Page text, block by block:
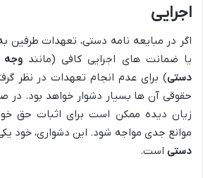
اجرایی
اگر در مبایعه نامه دستی، تعهدات طرفین
یا ضمانت های اجرایی کافی (مانندوجه
دستی) برای عدم انجام تعهدات در نظر
حقوقی آن ها بسیار دشوار خواهد بود. در
زیان دیده ممکن است برای اثبات حق
موانع جدی مواجه شود. این دشواری، خود
دستی است.